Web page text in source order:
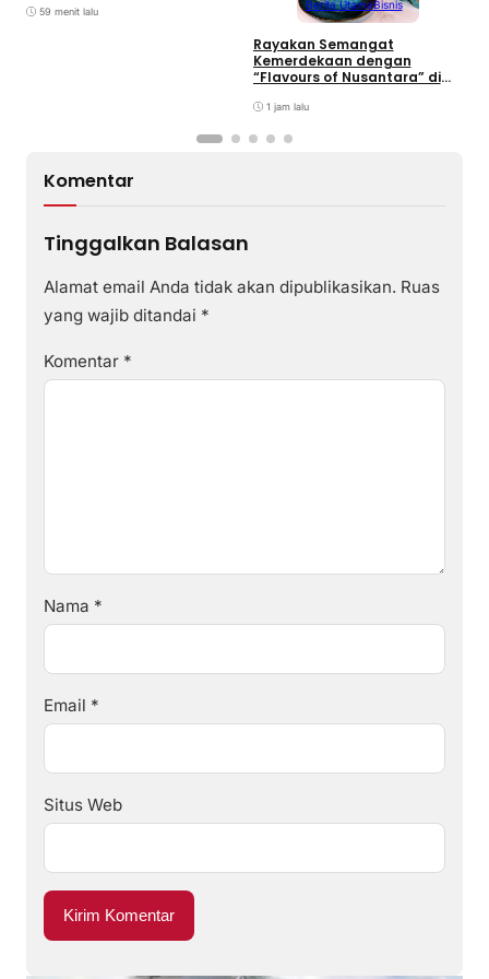
Overstaying dan KUHP Baru
59 menit lalu
Berita UtamaBisnis
Rayakan Semangat
Kemerdekaan dengan
“Flavours of Nusantara” di
Centre
1 jam lalu
Komentar
Tinggalkan Balasan
Alamat email Anda tidak akan dipublikasikan. Ruas
yang wajib ditandai *
Komentar *
Nama *
Email *
Situs Web